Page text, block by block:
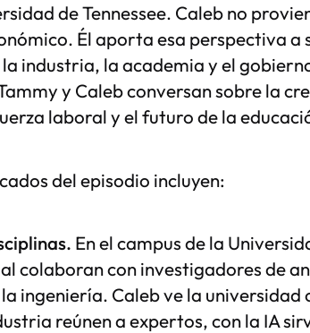
de Tennessee. Caleb no
Él aporta esa perspectiva a
industria, la academia y el
y Caleb conversan sobre la
laboral y el futuro de la
del episodio incluyen:
En el campus de la
colaboran con investigadores de
ingeniería. Caleb ve la universidad
reúnen a expertos, con la IA